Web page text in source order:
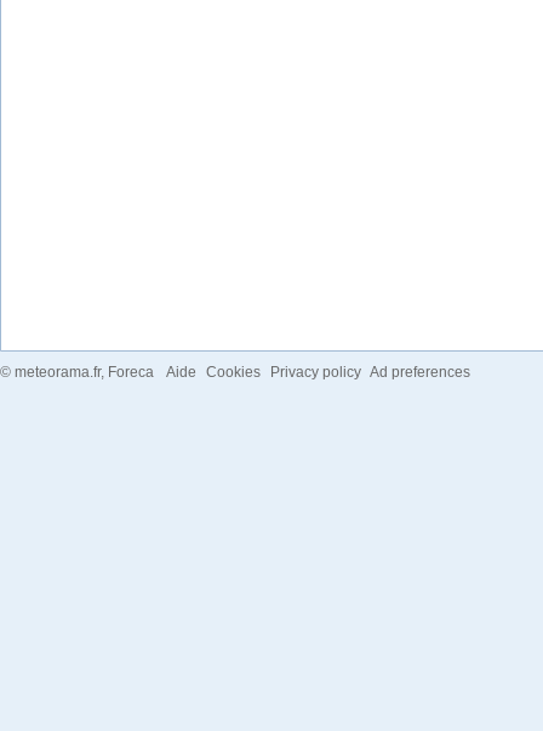
© meteorama.fr, Foreca Aide Cookies Privacy policy Ad preferences